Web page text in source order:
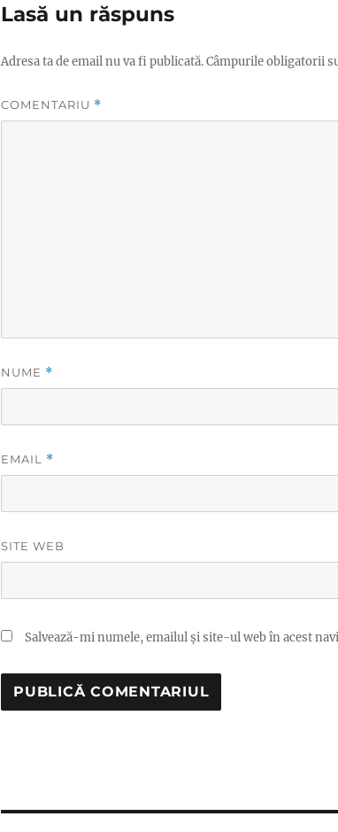
Lasă un răspuns
Adresa ta de email nu va fi publicată.Câmpurile obligatorii
COMENTARIU *
NUME *
EMAIL *
SITE WEB
Salvează-mi numele, emailul și site-ul web în acest